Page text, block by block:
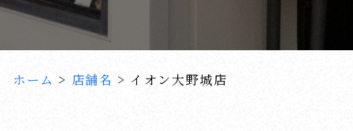
ホーム > 店舗名 > イオン大野城店